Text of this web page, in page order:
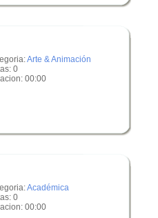
Arte & Animación
0
00:00
Académica
0
00:00